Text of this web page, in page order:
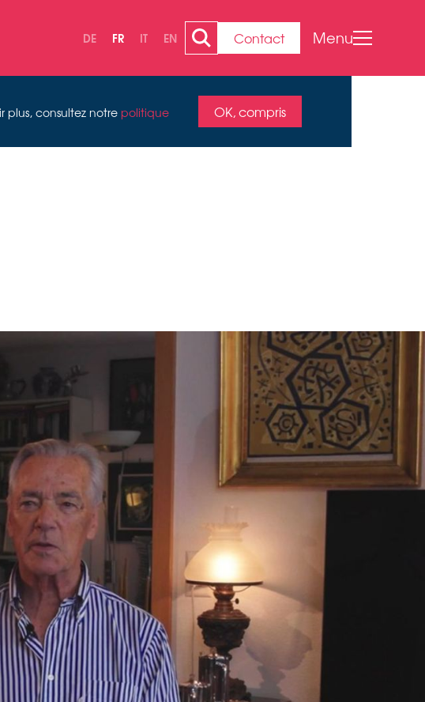
DE FR IT EN Contact Menu
plus, consultez notre politique
OK, compris
de ballet par Herta Bamert et a approfondi ses
auprès de Frédéric Stebler. En 1960, il a
of Dancing
de Londres. Sa carrière de danseur
de Wiesbaden,
avant d'être engagé à
a dansé dans les mises en scène classiques de
de soliste dans Le Lac des cygnes de Tchaïkovski
danseur soliste au Landestheater de Salzbourg
à Zurich et reste actif en tant que danseur,
suissede Jean Deroc. Entre 1972 et 1974, il a
de Salzbourgen tant que maître de ballet et